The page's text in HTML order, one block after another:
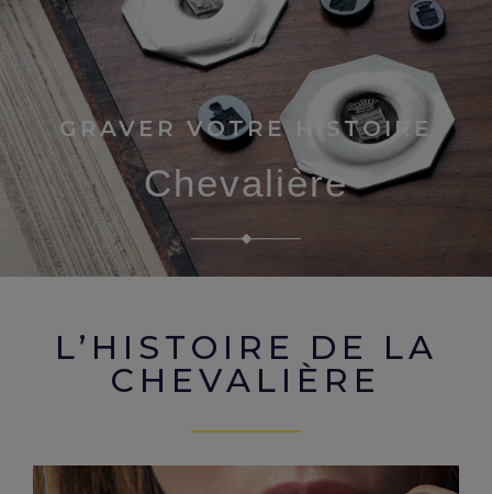
GRAVER VOTRE HISTOIRE
Chevalière
L’HISTOIRE DE LA
CHEVALIÈRE